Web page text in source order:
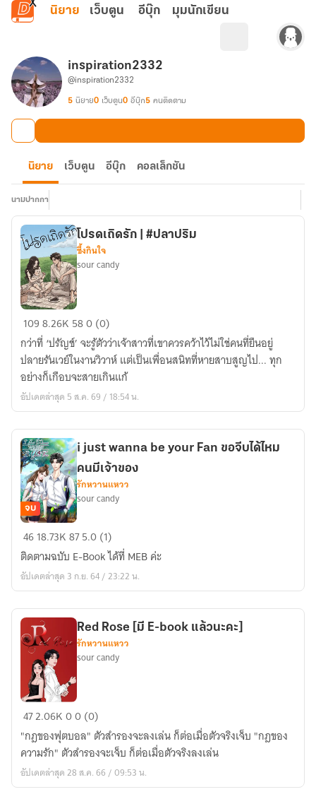
ข้ามไปยังเนื้อหาหลัก
นิยาย เว็บตูน อีบุ๊ก มุมนักเขียน
inspiration2332
@inspiration2332
5 นิยาย0 เว็บตูน0 อีบุ๊ก5 คนติดตาม
นิยาย เว็บตูน อีบุ๊ก คอลเล็กชัน
นามปากกา
โปรด
เถิด
รัก
|
#ปลา
ปริม
โปรดเถิดรัก | #ปลาปริม
ซึ้งกินใจ
sour candy
1098.26K 580 (0)
กว่าที่ ‘ปรัญช์’ จะรู้ตัวว่าเจ้าสาวที่เขาควรคว้าไว้ไม่ใช่คนที่ยืนอยู่
ปลายรันเวย์ในงานวิวาห์ แต่เป็นเพื่อนสนิทที่หายสาบสูญไป... ทุก
อย่างก็เกือบจะสายเกินแก้
อัปเดตล่าสุด 5 ส.ค. 69 / 18:54 น.
just
wanna
be
Fan
ขอ
จีบ
ได้
ไหม
คน
มี
เจ้าของ
จบ
i just wanna be your Fan ขอจีบได้ไหม
คนมีเจ้าของ
รักหวานแหวว
sour candy
4618.73K875.0 (1)
ติดตามฉบับ E-Book ได้ที่ MEB ค่ะ
อัปเดตล่าสุด 3 ก.ย. 64 / 23:22 น.
Red
[มี
E-
book
Red Rose [มี E-book แล้วนะคะ]
รักหวานแหวว
sour candy
472.06K00 (0)
"กฎของฟุตบอล" ตัวสำรองจะลงเล่น ก็ต่อเมื่อตัวจริงเจ็บ "กฎของ
ความรัก" ตัวสำรองจะเจ็บ ก็ต่อเมื่อตัวจริงลงเล่น
อัปเดตล่าสุด 28 ส.ค. 66 / 09:53 น.